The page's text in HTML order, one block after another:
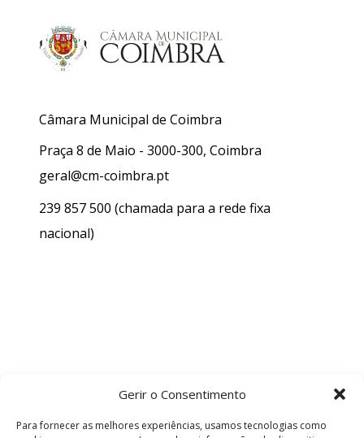
Gerir o Consentimento
Para fornecer as melhores experiências, usamos tecnologias como
Câmara Municipal de Coimbra
Praça 8 de Maio - 3000-300, Coimbra
geral@cm-coimbra.pt
239 857 500 (chamada para a rede fixa
nacional)